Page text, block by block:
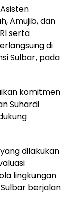
Amujib, dan
serta
di
Sulbar, pada
komitmen
Suhardi
dilakukan
lingkungan
berjalan